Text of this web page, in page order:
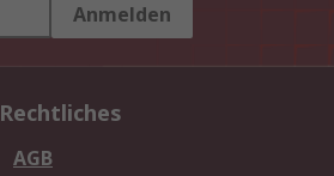
Anmelden
Rechtliches
AGB